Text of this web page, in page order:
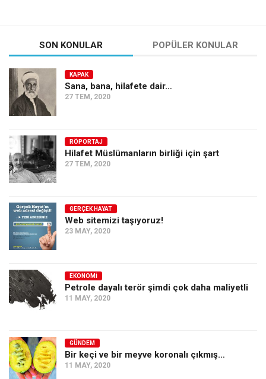
SON KONULAR POPÜLER KONULAR
KAPAK
Sana, bana, hilafete dair…
27 TEM, 2020
RÖPORTAJ
Hilafet Müslümanların birliği için şart
27 TEM, 2020
GERÇEK HAYAT
Web sitemizi taşıyoruz!
23 MAY, 2020
EKONOMI
Petrole dayalı terör şimdi çok daha maliyetli
11 MAY, 2020
GÜNDEM
Bir keçi ve bir meyve koronalı çıkmış…
11 MAY, 2020